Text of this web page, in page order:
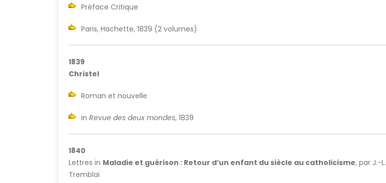
Préface Critique
Paris, Hachette, 1839 (2 volumes)
1839
Christel
Roman et nouvelle
in Revue des deux mondes, 1839
1840
Lettres in Maladie et guérison : Retour d’un enfant du siècle au catholicisme, par J.-L.
Tremblai